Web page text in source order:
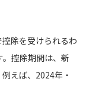
除を受けられるわ
控除期間は、新
えば、2024年・